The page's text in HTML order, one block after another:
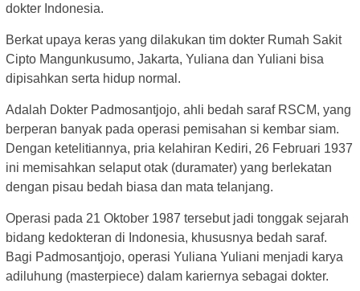
dokter Indonesia.
Berkat upaya keras yang dilakukan tim dokter Rumah Sakit
Cipto Mangunkusumo, Jakarta, Yuliana dan Yuliani bisa
dipisahkan serta hidup normal.
Adalah Dokter Padmosantjojo, ahli bedah saraf RSCM, yang
berperan banyak pada operasi pemisahan si kembar siam.
Dengan ketelitiannya, pria kelahiran Kediri, 26 Februari 1937
ini memisahkan selaput otak (duramater) yang berlekatan
dengan pisau bedah biasa dan mata telanjang.
Operasi pada 21 Oktober 1987 tersebut jadi tonggak sejarah
bidang kedokteran di Indonesia, khususnya bedah saraf.
Bagi Padmosantjojo, operasi Yuliana Yuliani menjadi karya
adiluhung (masterpiece) dalam kariernya sebagai dokter.